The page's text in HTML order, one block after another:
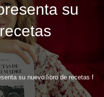
su
su nuevo libro de recetas